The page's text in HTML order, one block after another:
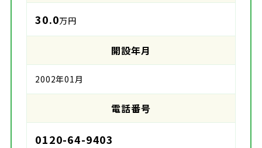
30.0万円
開設年月
2002年01月
電話番号
0120-64-9403